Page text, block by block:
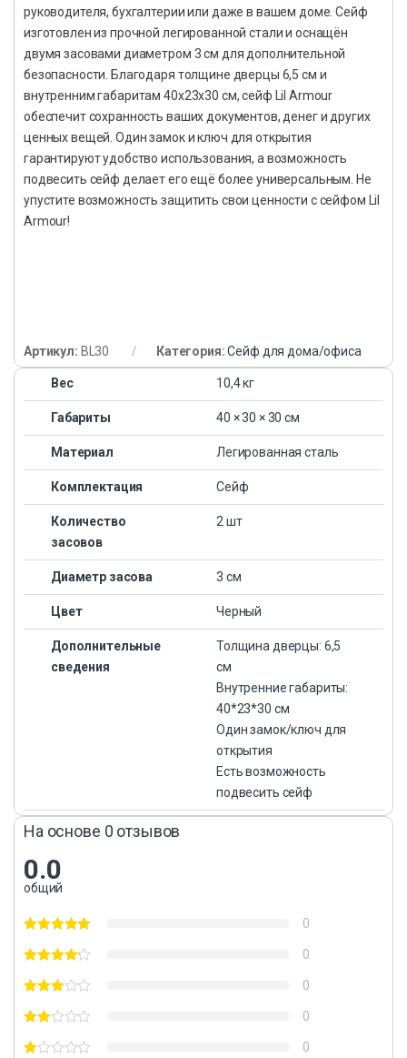
руководителя, бухгалтерии или даже в вашем доме. Сейф
изготовлен из прочной легированной стали и оснащён
двумя засовами диаметром 3 см для дополнительной
безопасности. Благодаря толщине дверцы 6,5 см и
внутренним габаритам 40х23х30 см, сейф Lil Armour
обеспечит сохранность ваших документов, денег и других
ценных вещей. Один замок и ключ для открытия
гарантируют удобство использования, а возможность
подвесить сейф делает его ещё более универсальным. Не
упустите возможность защитить свои ценности с сейфом Lil
Armour!
Артикул: BL30 Категория:Сейф для дома/офиса
Вес 10,4 кг
Габариты 40 × 30 × 30 см
Материал Легированная сталь
Комплектация Сейф
Количество
засовов
2 шт
Диаметр засова 3 см
Цвет Черный
Дополнительные
сведения
Толщина дверцы: 6,5
см
Внутренние габариты:
40*23*30 см
Один замок/ключ для
открытия
Есть возможность
подвесить сейф
На основе 0 отзывов
0.0
общий
0
0
0
0
0